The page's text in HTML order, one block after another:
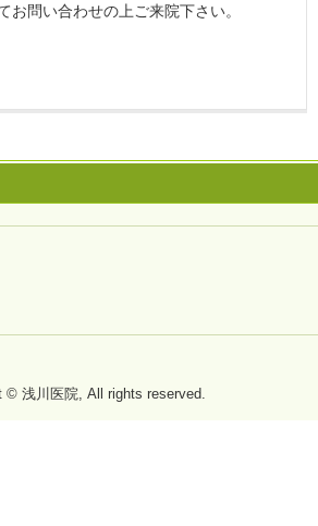
お問い合わせの上ご来院下さい。
© 浅川医院, All rights reserved.